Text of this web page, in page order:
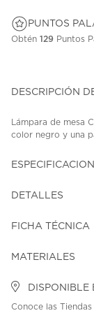
PUNTOS
Obtén 129 Puntos
DESCRIPCIÓN
Lámpara de mesa
color negro y una
DETALLES
FICHA TÉCNICA
MATERIALES
DISPONIBLE
Conoce las